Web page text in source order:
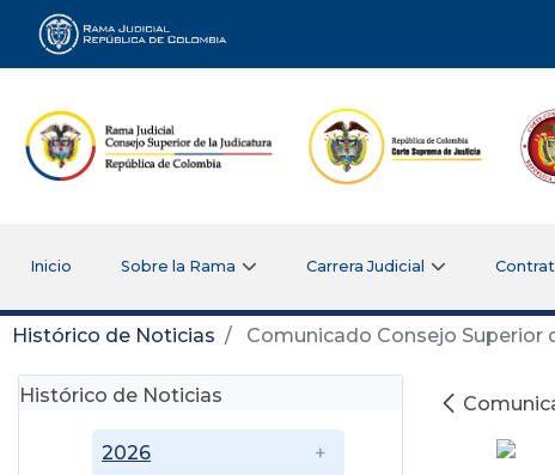
Rama Judicial
Inicio Sobre la Rama Carrera Judicial
Histórico de Noticias Comunicado Consejo Superior
Histórico de Noticias
2026